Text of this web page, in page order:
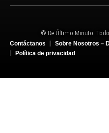
© De Último Minuto.
Contáctanos
Sobre Nosotros –
Política de privacidad